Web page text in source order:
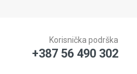
Korisnička podrška
+387 56 490 302